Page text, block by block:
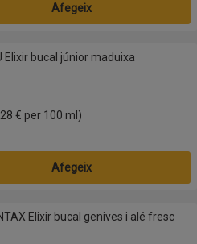
Afegeix
Elixir bucal júnior maduixa
€ per 100 ml)
Afegeix
i alé frescElixir bucal genives i alé fresc